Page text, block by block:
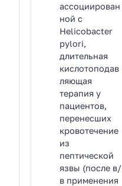
ассоциирован
ной с
Helicobacter
pylori,
длительная
кислотоподав
ляющая
терапия у
пациентов,
перенесших
кровотечение
из
пептической
язвы (после в/
в применения